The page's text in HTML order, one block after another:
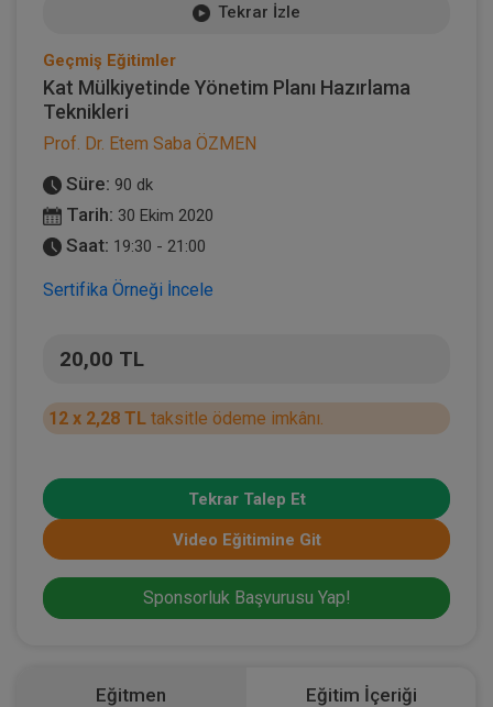
Tekrar İzle
Geçmiş Eğitimler
Kat Mülkiyetinde Yönetim Planı Hazırlama
Teknikleri
Prof. Dr. Etem Saba ÖZMEN
Süre: 90 dk
Tarih: 30 Ekim 2020
Saat: 19:30 - 21:00
Sertifika Örneği İncele
20,00 TL
12 x 2,28 TL taksitle ödeme imkânı.
Tekrar Talep Et
Video Eğitimine Git
Sponsorluk Başvurusu Yap!
Eğitmen Eğitim İçeriği